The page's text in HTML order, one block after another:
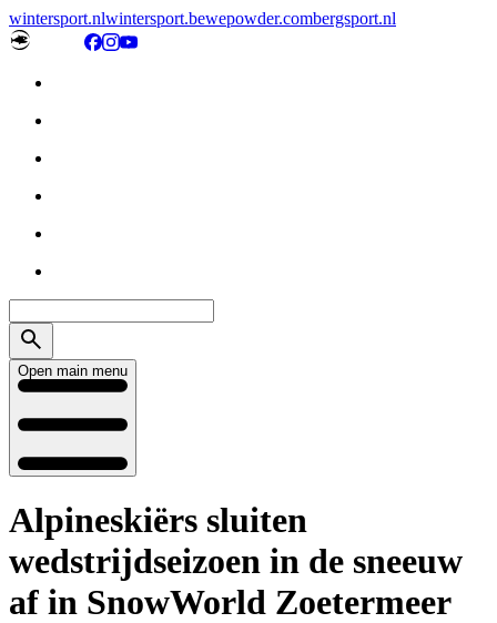
wintersport.nlwintersport.bewepowder.combergsport.nl
Open main menu
Alpineskiërs sluiten
wedstrijdseizoen in de sneeuw
af in SnowWorld Zoetermeer